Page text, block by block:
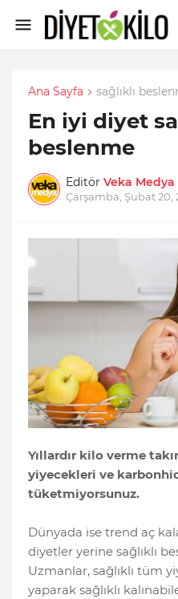
Ana Sayfa sağlıklı
En iyi diyet
beslenme
Editör Veka Medya
Çarşamba, Şubat 20,
Yıllardır kilo verme
yiyecekleri ve
tüketmiyorsunuz.
Dünyada ise trend aç
diyetler yerine sağlıklı
Uzmanlar, sağlıklı tüm
yaparak sağlıklı